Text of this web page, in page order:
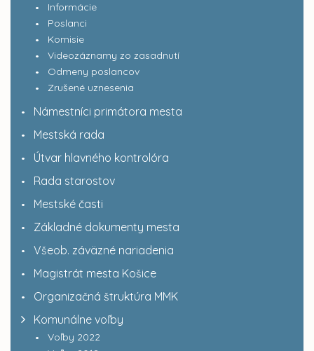
Informácie
Poslanci
Komisie
Videozáznamy zo zasadnutí
Odmeny poslancov
Zrušené uznesenia
Námestníci primátora mesta
Mestská rada
Útvar hlavného kontrolóra
Rada starostov
Mestské časti
Základné dokumenty mesta
Všeob. záväzné nariadenia
Magistrát mesta Košice
Organizačná štruktúra MMK
Komunálne voľby
Voľby 2022